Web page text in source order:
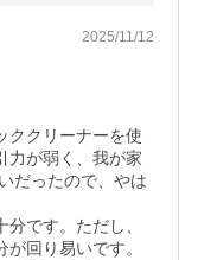
2025/11/12
ククリーナーを使
力が弱く、我が家
だったので、やは
です。ただし、
回り易いです。